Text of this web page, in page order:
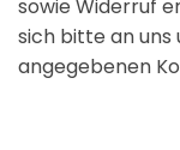
sowie Widerruf
sich bitte an
angegebenen